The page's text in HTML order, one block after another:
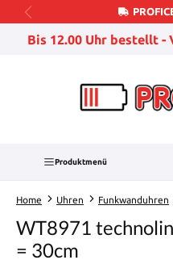
Zum Hauptinhalt springen
Bis 12.00 Uhr bestellt -
Produktmenü
Home Uhren Funkwanduhren
WT8971
= 30cm